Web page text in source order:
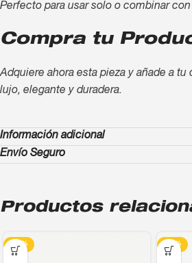
Perfecto para usar solo o combinar
Compra tu
Adquiere ahora esta pieza y añade a
lujo, elegante y duradera.
Información adicional
Envío Seguro
Productos
-13% -13%